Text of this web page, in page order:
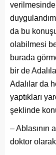
da bu
olabilmesi
burada
bir de
Adalılar da
yaptıkları
şeklinde
– Ablasının
doktor